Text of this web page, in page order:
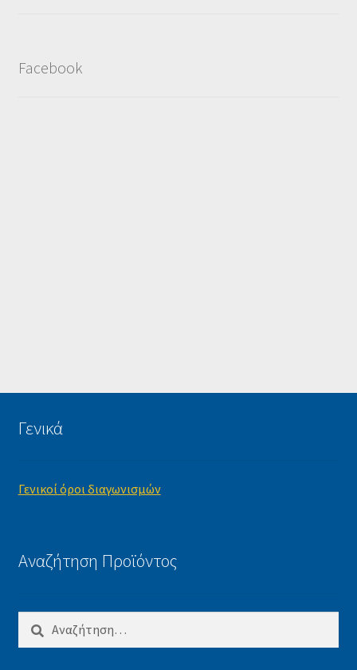
Facebook
Γενικά
Γενικοί όροι διαγωνισμών
Αναζήτηση Προϊόντος
Αναζήτηση